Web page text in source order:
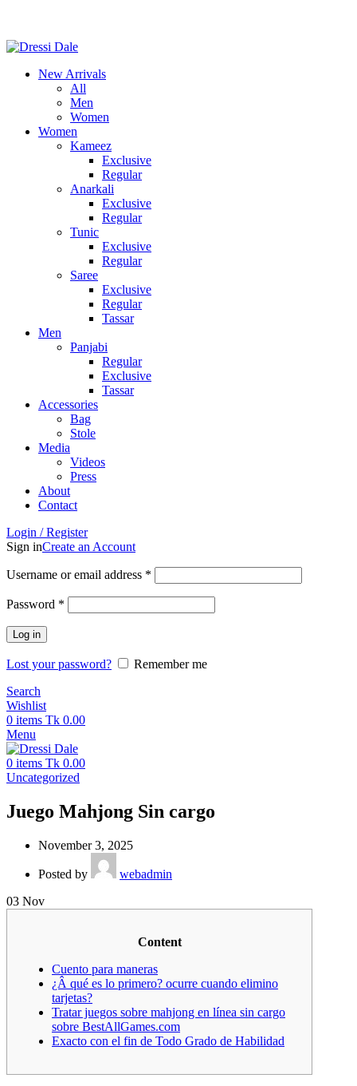
New Arrivals
All
Men
Women
Women
Kameez
Exclusive
Regular
Anarkali
Exclusive
Regular
Tunic
Exclusive
Regular
Saree
Exclusive
Regular
Tassar
Men
Panjabi
Regular
Exclusive
Tassar
Accessories
Bag
Stole
Media
Videos
Press
About
Contact
Login / Register
Sign inCreate an Account
Username or email address *
Password *
Log in
Lost your password?
Remember me
Search
Wishlist
0 items Tk 0.00
Menu
0 items Tk 0.00
Uncategorized
Juego Mahjong Sin cargo
November 3, 2025
Posted by
webadmin
03 Nov
Content
Cuento para maneras
¿Â qué es lo primero? ocurre cuando elimino
tarjetas?
Tratar juegos sobre mahjong en línea sin cargo
sobre BestAllGames.com
Exacto con el fin de Todo Grado de Habilidad